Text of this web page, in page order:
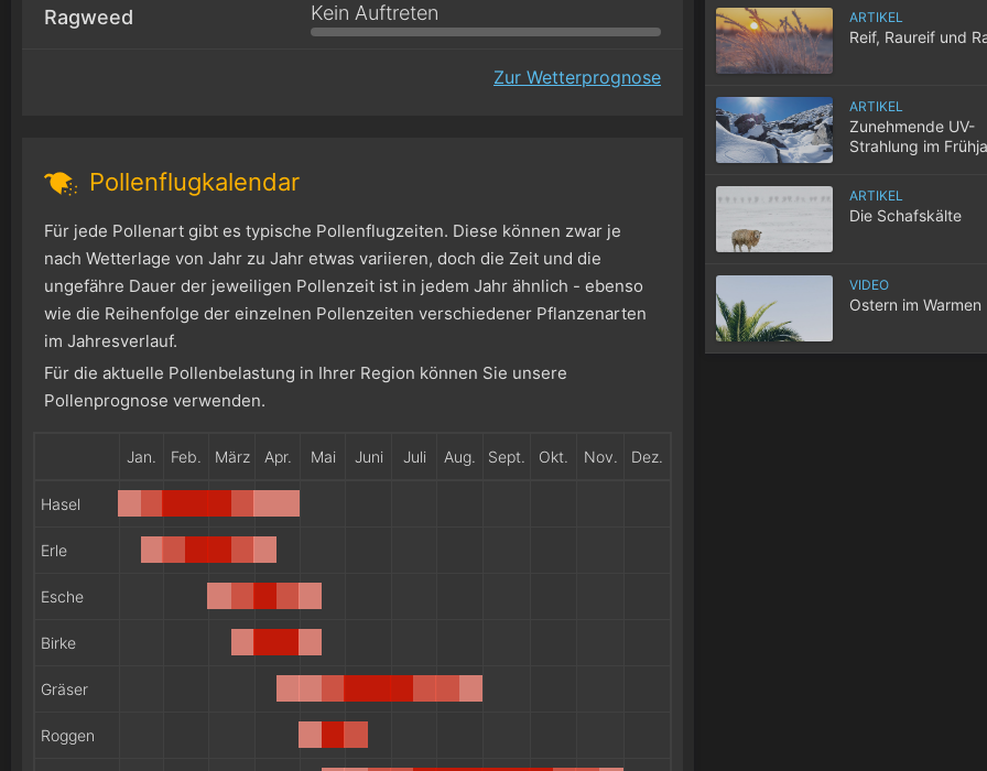
Ragweed Kein Auftreten
Zur Wetterprognose
Pollenflugkalendar
Für jede Pollenart gibt es typische Pollenflugzeiten. Diese können zwar je
nach Wetterlage von Jahr zu Jahr etwas variieren, doch die Zeit und die
ungefähre Dauer der jeweiligen Pollenzeit ist in jedem Jahr ähnlich - ebenso
wie die Reihenfolge der einzelnen Pollenzeiten verschiedener Pflanzenarten
im Jahresverlauf.
Für die aktuelle Pollenbelastung in Ihrer Region können Sie unsere
Pollenprognose verwenden.
Jan. Feb. März Apr. Mai Juni Juli Aug. Sept. Okt. Nov. Dez.
Hasel
Erle
Esche
Birke
Gräser
Roggen
ARTIKEL
Reif, Raureif und
ARTIKEL
Zunehmende UV-
Strahlung im
ARTIKEL
Die Schafskälte
VIDEO
Ostern im Warmen